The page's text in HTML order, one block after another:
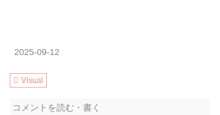
2025-09-12
Visual
コメントを読む・書く